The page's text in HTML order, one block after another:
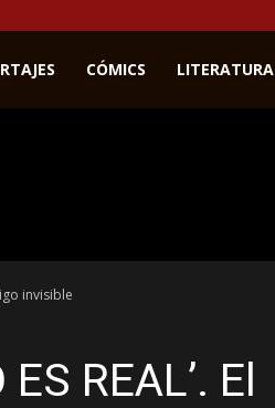
CÓMICS LITERATURA
invisible
REAL’. El